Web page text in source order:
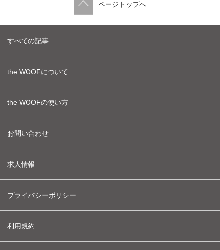
ページトップへ
すべての記事
the WOOFについて
the WOOFの使い方
お問い合わせ
求人情報
プライバシーポリシー
利用規約